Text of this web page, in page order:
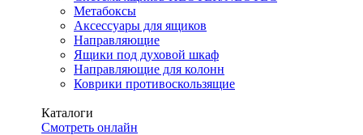
Метабоксы
Аксессуары для ящиков
Направляющие
Ящики под духовой шкаф
Направляющие для колонн
Коврики противоскользящие
Каталоги
Смотреть онлайн